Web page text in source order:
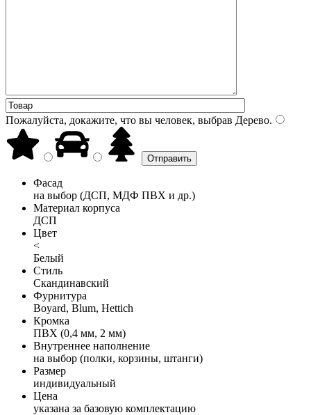
Пожалуйста, докажите, что вы человек, выбрав Дерево.
Фасад
на выбор (ДСП, МДФ ПВХ и др.)
Материал корпуса
ДСП
Цвет
<
Белый
Стиль
Скандинавский
Фурнитура
Boyard, Blum, Hettich
Кромка
ПВХ (0,4 мм, 2 мм)
Внутреннее наполнение
на выбор (полки, корзины, штанги)
Размер
индивидуальный
Цена
указана за базовую комплектацию